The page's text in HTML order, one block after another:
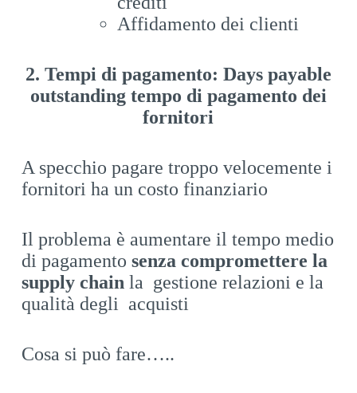
Affidamento dei clienti
2. Tempi di pagamento: Days payable
outstanding tempo di pagamento dei
fornitori
A specchio pagare troppo velocemente i
fornitori ha un costo finanziario
Il problema è aumentare il tempo medio
di pagamento senza compromettere la
supply chain la gestione relazioni e la
qualità degli acquisti
Cosa si può fare…..